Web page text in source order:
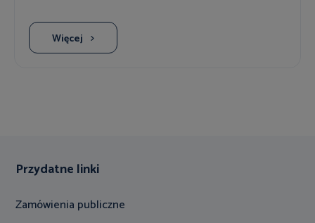
Więcej
Przydatne linki
Zamówienia publiczne